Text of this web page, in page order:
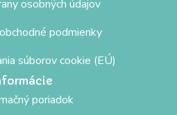
osobných údajov
podmienky
súborov cookie (EÚ)
poriadok